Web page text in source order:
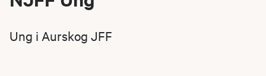
Ung i Aurskog JFF